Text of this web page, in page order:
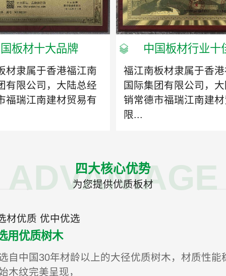
板材十大品牌
材隶属于香港福江南
有限公司，大陆总经
福瑞江南建材贸易有
中国板材行业十
福江南板材隶属于香
国际集团有限公司，
销常德市福瑞江南建
限...
四大核心优势
ADVANIAGE
为您提供优质板材
材优质 优中优选
用优质树木
自中国30年材龄以上的大径优质树木，材质性能
木纹完美呈现，